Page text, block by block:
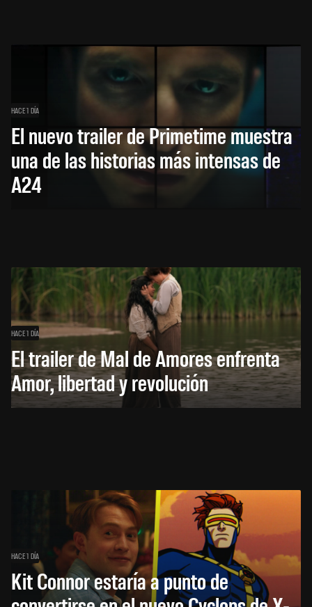
HACE 1 DÍA
El nuevo trailer de Primetime muestra
una de las historias más intensas de
A24
HACE 1 DÍA
El trailer de Mal de Amores enfrenta
Amor, libertad y revolución
HACE 1 DÍA
Kit Connor estaría a punto de